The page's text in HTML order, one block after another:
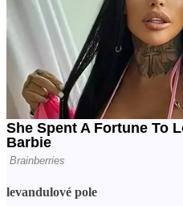
levandulové pole